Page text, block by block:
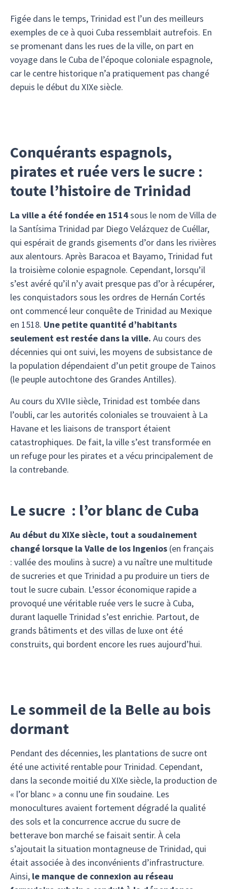
Figée dans le temps, Trinidad est l’un des meilleurs
exemples de ce à quoi Cuba ressemblait autrefois. En
se promenant dans les rues de la ville, on part en
voyage dans le Cuba de l’époque coloniale espagnole,
car le centre historique n’a pratiquement pas changé
depuis le début du XIXe siècle.
Conquérants espagnols,
pirates et ruée vers le sucre :
toute l’histoire de Trinidad
La ville a été fondée en 1514sous le nom de Villa de
la Santísima Trinidad par Diego Velázquez de Cuéllar,
qui espérait de grands gisements d’or dans les rivières
aux alentours. Après Baracoa et Bayamo, Trinidad fut
la troisième colonie espagnole. Cependant, lorsqu’il
s’est avéré qu’il n’y avait presque pas d’or à récupérer,
les conquistadors sous les ordres de Hernán Cortés
ont commencé leur conquête de Trinidad au Mexique
en 1518. Une petite quantité d’habitants
seulement est restée dans la ville. Au cours des
décennies qui ont suivi, les moyens de subsistance de
la population dépendaient d’un petit groupe de Tainos
(le peuple autochtone des Grandes Antilles).
Au cours du XVIIe siècle, Trinidad est tombée dans
l’oubli, car les autorités coloniales se trouvaient à La
Havane et les liaisons de transport étaient
catastrophiques. De fait, la ville s’est transformée en
un refuge pour les pirates et a vécu principalement de
la contrebande.
Le sucre : l’or blanc de Cuba
Au début du XIXe siècle, tout a soudainement
changé lorsque la Valle de los Ingenios (en français
: vallée des moulins à sucre) a vu naître une multitude
de sucreries et que Trinidad a pu produire un tiers de
tout le sucre cubain. L’essor économique rapide a
provoqué une véritable ruée vers le sucre à Cuba,
durant laquelle Trinidad s’est enrichie. Partout, de
grands bâtiments et des villas de luxe ont été
construits, qui bordent encore les rues aujourd’hui.
Le sommeil de la Belle au bois
dormant
Pendant des décennies, les plantations de sucre ont
été une activité rentable pour Trinidad. Cependant,
dans la seconde moitié du XIXe siècle, la production de
« l’or blanc » a connu une fin soudaine. Les
monocultures avaient fortement dégradé la qualité
des sols et la concurrence accrue du sucre de
betterave bon marché se faisait sentir. À cela
s’ajoutait la situation montagneuse de Trinidad, qui
était associée à des inconvénients d’infrastructure.
Ainsi, le manque de connexion au réseau